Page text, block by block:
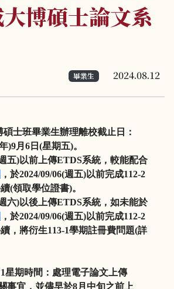
博碩士論文系
畢業生 2024.08.12
碩士班畢業生辦理離校截止日：
)9月 6 日 (星期五)。
五)以前上傳ETDS系統，較能配合
，於2024/09/06(週五)以前完成112-2
(領取學位證書)。
六)以後上傳ETDS系統，如未能於
，於2024/09/06(週五)以前完成112-2
，將衍生113-1學期註冊費問題(詳
1星期時間：處理電子論文上傳
事宜，並儘早於8月中旬之前上